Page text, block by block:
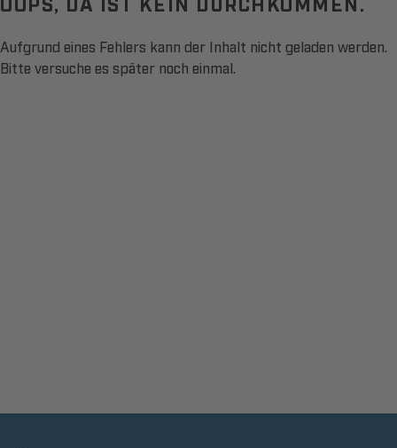
Aufgrund eines Fehlers kann der Inhalt nicht geladen werden.
Bitte versuche es später noch einmal.